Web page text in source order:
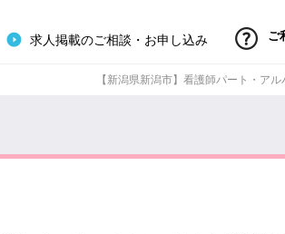
求人掲載のご相談・お申し込み ご
【新潟県新潟市】看護師パート・ア